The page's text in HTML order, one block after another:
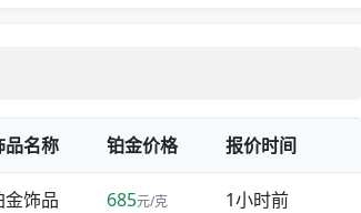
品名称 铂金价格 报价时间
金饰品 685元/克 1小时前